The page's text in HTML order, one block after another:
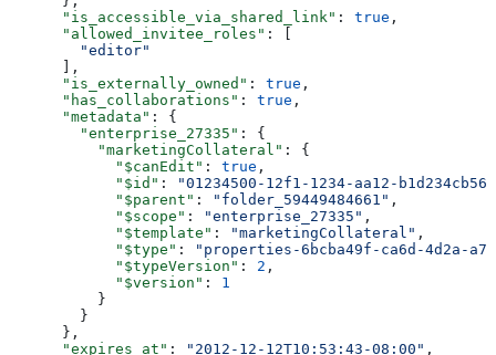
      "is_accessible_via_shared_link"
: true ,
      "allowed_invitee_roles"
: [
        "editor"
      ],
      "is_externally_owned"
: true ,
      "has_collaborations"
: true ,
      "metadata"
: {
        "enterprise_27335"
: {
          "marketingCollateral"
: {
            "$canEdit"
: true ,
            "$id"
:
"01234500-12f1-1234-aa12-
            "$parent"
: "folder_59449484661" ,
            "$scope"
: "enterprise_27335" ,
            "$template"
: "marketingCollateral" ,
            "$type"
:
"properties-6bcba49f-ca6d-4d2a-
            "$typeVersion"
: 2 ,
            "$version"
: 1
          }
        }
      },
      "expires_at"
: "2012-12-12T10:53:43-08:00" ,